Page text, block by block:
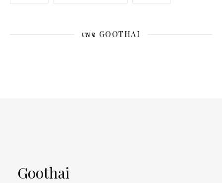
เพจ GOOTHAI
Goothai